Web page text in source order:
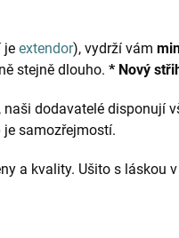
je extendor), vydrží vám
stejně dlouho. * Nový
dodavatelé disponují
je samozřejmostí.
a kvality. Ušito s láskou